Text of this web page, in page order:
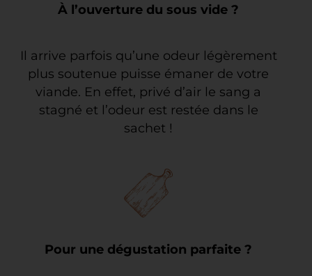
À l’ouverture du sous vide ?
Il arrive parfois qu’une odeur légèrement
plus soutenue puisse émaner de votre
viande. En effet, privé d’air le sang a
stagné et l’odeur est restée dans le
sachet !
Pour une dégustation parfaite ?